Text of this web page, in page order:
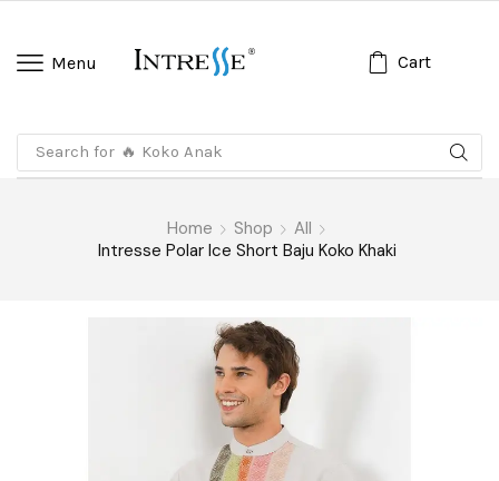
Menu Cart
Search for 🔥 Koko Anak
Home Shop
All
Intresse Polar Ice Short Baju Koko Khaki